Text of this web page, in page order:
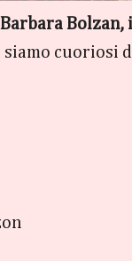
Bolzan,
cuoriosi